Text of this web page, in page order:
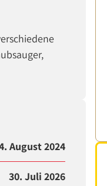
August 2024
30. Juli 2026